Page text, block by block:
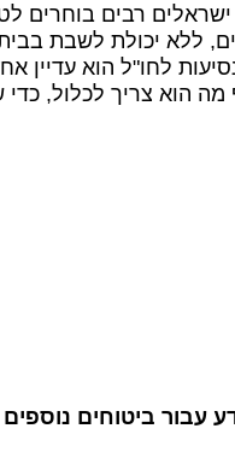
רבים בוחרים
ללא יכולת לשבת
לחו"ל הוא
הוא צריך לכלול, כדי
עבור ביטוחים נוספים